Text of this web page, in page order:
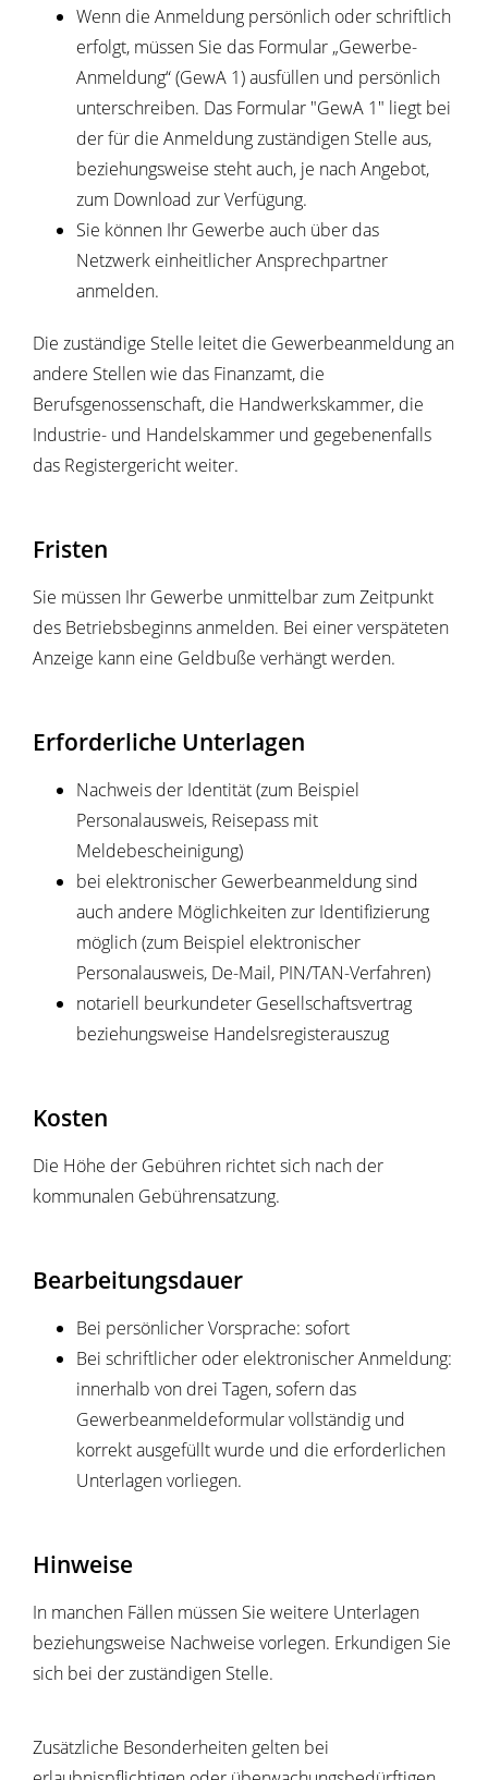
Wenn die Anmeldung persönlich oder schriftlich
erfolgt, müssen Sie das Formular „Gewerbe-
Anmeldung“ (GewA 1) ausfüllen und persönlich
unterschreiben. Das Formular "GewA 1" liegt bei
der für die Anmeldung zuständigen Stelle aus,
beziehungsweise steht auch, je nach Angebot,
zum Download zur Verfügung.
Sie können Ihr Gewerbe auch über das
Netzwerk einheitlicher Ansprechpartner
anmelden.
Die zuständige Stelle leitet die Gewerbeanmeldung an
andere Stellen wie das Finanzamt, die
Berufsgenossenschaft, die Handwerkskammer, die
Industrie- und Handelskammer und gegebenenfalls
das Registergericht weiter.
Fristen
Sie müssen Ihr Gewerbe unmittelbar zum Zeitpunkt
des Betriebsbeginns anmelden. Bei einer verspäteten
Anzeige kann eine Geldbuße verhängt werden.
Erforderliche Unterlagen
Nachweis der Identität (zum Beispiel
Personalausweis, Reisepass mit
Meldebescheinigung)
bei elektronischer Gewerbeanmeldung sind
auch andere Möglichkeiten zur Identifizierung
möglich (zum Beispiel elektronischer
Personalausweis, De-Mail, PIN/TAN-Verfahren)
notariell beurkundeter Gesellschaftsvertrag
beziehungsweise Handelsregisterauszug
Kosten
Die Höhe der Gebühren richtet sich nach der
kommunalen Gebührensatzung.
Bearbeitungsdauer
Bei persönlicher Vorsprache: sofort
Bei schriftlicher oder elektronischer Anmeldung:
innerhalb von drei Tagen, sofern das
Gewerbeanmeldeformular vollständig und
korrekt ausgefüllt wurde und die erforderlichen
Unterlagen vorliegen.
Hinweise
In manchen Fällen müssen Sie weitere Unterlagen
beziehungsweise Nachweise vorlegen. Erkundigen Sie
sich bei der zuständigen Stelle.
Zusätzliche Besonderheiten gelten bei